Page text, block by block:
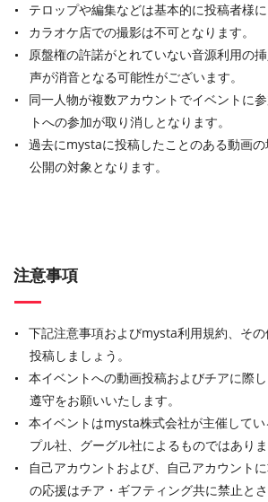
テロップや編集などは基本的に投稿者様に
カラオケ店での撮影は不可となります。
原盤権の許諾がとれていない音源利用の
声が消音となる可能性がございます。
同一人物が複数アカウントでイベントに
トへの参加が取り消しとなります。
過去にmystaに投稿したことのある動画
公開の対象となります。
注意事項
下記注意事項およびmysta利用規約、そ
投稿しましょう。
本イベントへの動画投稿およびチアに際
遵守をお願いいたします。
本イベントはmysta株式会社が主催して
プル社、グーグル社によるものではありま
自己アカウントおよび、自己アカウント
の応援はチア・ギフティング共に禁止とさ